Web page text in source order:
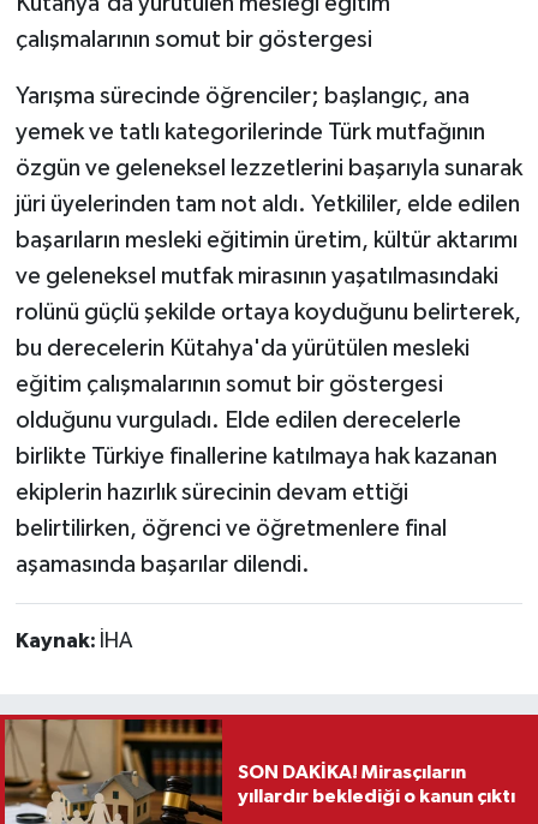
çalışmalarının somut bir göstergesi
Yarışma sürecinde öğrenciler; başlangıç, ana
yemek ve tatlı kategorilerinde Türk mutfağının
özgün ve geleneksel lezzetlerini başarıyla sunarak
jüri üyelerinden tam not aldı. Yetkililer, elde edilen
başarıların mesleki eğitimin üretim, kültür aktarımı
ve geleneksel mutfak mirasının yaşatılmasındaki
rolünü güçlü şekilde ortaya koyduğunu belirterek,
bu derecelerin Kütahya'da yürütülen mesleki
eğitim çalışmalarının somut bir göstergesi
olduğunu vurguladı. Elde edilen derecelerle
birlikte Türkiye finallerine katılmaya hak kazanan
ekiplerin hazırlık sürecinin devam ettiği
belirtilirken, öğrenci ve öğretmenlere final
aşamasında başarılar dilendi.
Kaynak: İHA
SON DAKİKA! Mirasçıların
yıllardır beklediği o kanun çıktı